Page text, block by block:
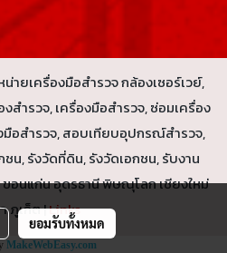
น่ายเครื่องมือสำรวจ กล้องเซอร์เวย์,
สำรวจ, เครื่องมือสำรวจ, ซ่อมเครื่อง
มือสำรวจ, สอบเทียบอุปกรณ์สำรวจ,
น, รังวัดที่ดิน, รังวัดเอกชน, รับงาน
ขอนแก่น อุดรธานี พิษณุโลก เชียงใหม่
ภูเก็ต |Links
MakeWebEasy.com
ยอมรับทั้งหมด